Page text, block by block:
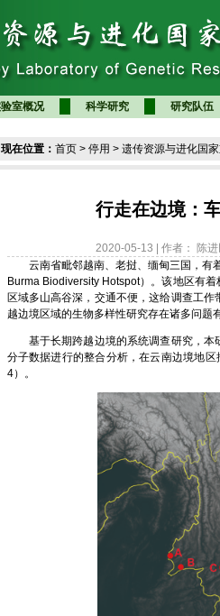
室概况 科学研究 研究队伍
现在位置： 首页 > 停用 > 遗传资源与进化国
行走在边境：
2020-05-13 | 作者： 陈进
云南省毗邻越南、老挝、缅甸三国，有着
Burma Biodiversity Hotspot）。该地区有
区域多山高谷深，交通不便，这给调查工
越边境区域的生物多样性研究存在诸多问题
基于长期跨越边境的系统调查研究，本
分子数据进行的整合分析，在云南边境地
4）。